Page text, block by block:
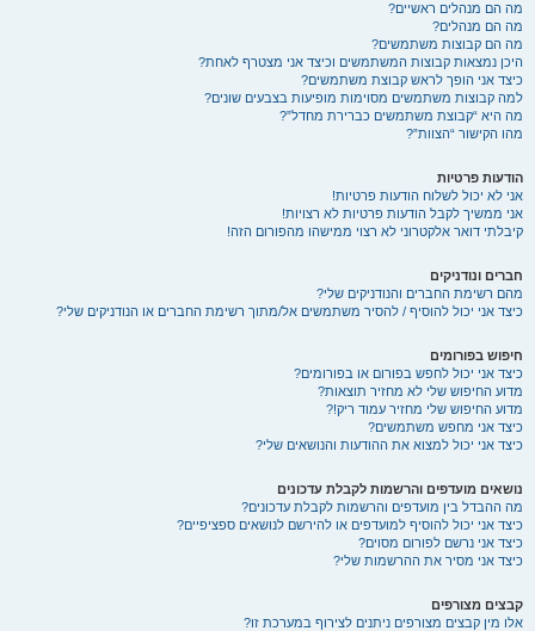
מה הם מנהלים ראשיים?
מה הם מנהלים?
מה הם קבוצות משתמשים?
היכן נמצאות קבוצות המשתמשים וכיצד אני מצטרף לאחת?
כיצד אני הופך לראש קבוצת משתמשים?
למה קבוצות משתמשים מסוימות מופיעות בצבעים שונים?
מה היא “קבוצת משתמשים כברירת מחדל”?
מהו הקישור “הצוות”?
הודעות פרטיות
אני לא יכול לשלוח הודעות פרטיות!
אני ממשיך לקבל הודעות פרטיות לא רצויות!
קיבלתי דואר אלקטרוני לא רצוי ממישהו מהפורום הזה!
חברים ונודניקים
מהם רשימת החברים והנודניקים שלי?
כיצד אני יכול להוסיף / להסיר משתמשים אל/מתוך רשימת החברים או הנודניקים שלי?
חיפוש בפורומים
כיצד אני יכול לחפש בפורום או בפורומים?
מדוע החיפוש שלי לא מחזיר תוצאות?
מדוע החיפוש שלי מחזיר עמוד ריק!?
כיצד אני מחפש משתמשים?
כיצד אני יכול למצוא את ההודעות והנושאים שלי?
נושאים מועדפים והרשמות לקבלת עדכונים
מה ההבדל בין מועדפים והרשמות לקבלת עדכונים?
כיצד אני יכול להוסיף למועדפים או להירשם לנושאים ספציפיים?
כיצד אני נרשם לפורום מסוים?
כיצד אני מסיר את ההרשמות שלי?
קבצים מצורפים
אלו מין קבצים מצורפים ניתנים לצירוף במערכת זו?